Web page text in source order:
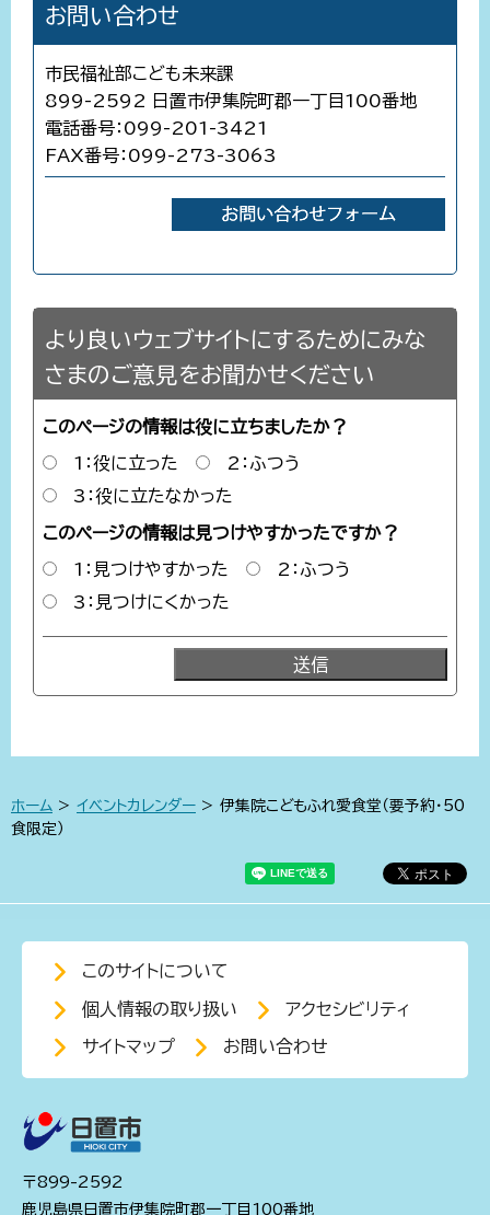
お問い合わせ
市民福祉部こども未来課
899-2592 日置市伊集院町郡一丁目100番地
電話番号：099-201-3421
FAX番号：099-273-3063
より良いウェブサイトにするためにみな
さまのご意見をお聞かせください
このページの情報は役に立ちましたか？
1：役に立った
2：ふつう
3：役に立たなかった
このページの情報は見つけやすかったですか？
1：見つけやすかった
2：ふつう
3：見つけにくかった
ホーム > イベントカレンダー > 伊集院こどもふれ愛食堂（要予約・50
食限定）
このサイトについて
個人情報の取り扱い アクセシビリティ
サイトマップ お問い合わせ
〒899-2592
鹿児島県日置市伊集院町郡一丁目100番地